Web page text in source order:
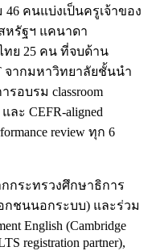
คนแบ่งเป็นครูเจ้าของ
หรัฐฯ แคนาดา
ทย 25 คน ที่จบด้าน
จากมหาวิทยาลัยชั้นนำ
อบรม classroom
และ CEFR-aligned
review ทุก 6
กระทรวงศึกษาธิการ
กชนนอกระบบ) และร่วม
English (Cambridge
registration partner),